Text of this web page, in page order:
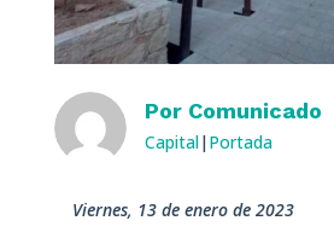
Por Comunicado
Capital| Portada
viernes, 13 de enero de 2023